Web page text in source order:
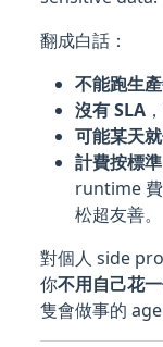
翻成白話：
不能跑生
沒有 SLA
可能某天
計費按標
runtime
松超友善。
對個人 side
你不用自己花
隻會做事的